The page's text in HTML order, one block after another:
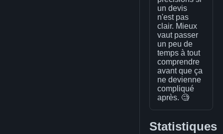
un devis
n'est pas
clair. Mieux
vaut passer
un peu de
temps à tout
comprendre
avant que ça
ne devienne
compliqué
après. 🧐
Statistiques